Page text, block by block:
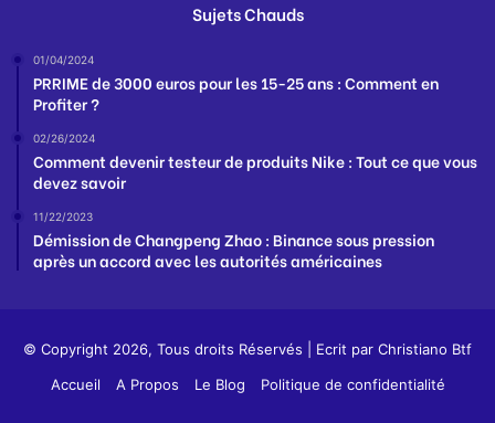
Sujets Chauds
01/04/2024
PRRIME de 3000 euros pour les 15-25 ans : Comment en
Profiter ?
02/26/2024
Comment devenir testeur de produits Nike : Tout ce que vous
devez savoir
11/22/2023
Démission de Changpeng Zhao : Binance sous pression
après un accord avec les autorités américaines
© Copyright 2026, Tous droits Réservés | Ecrit par Christiano Btf
Accueil
A Propos Le Blog Politique de confidentialité